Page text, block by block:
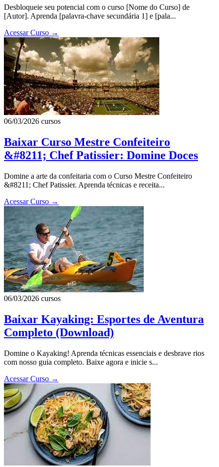
Desbloqueie seu potencial com o curso [Nome do Curso] de
[Autor]. Aprenda [palavra-chave secundária 1] e [pala...
Acessar Curso →
06/03/2026 cursos
Baixar Curso Mestre Confeiteiro
&#8211; Chef Patissier: Domine Doces
Domine a arte da confeitaria com o Curso Mestre Confeiteiro
&#8211; Chef Patissier. Aprenda técnicas e receita...
Acessar Curso →
06/03/2026 cursos
Baixar Kayaking: Esportes de Aventura
Completo (Download)
Domine o Kayaking! Aprenda técnicas essenciais e desbrave rios
com nosso guia completo. Baixe agora e inicie s...
Acessar Curso →